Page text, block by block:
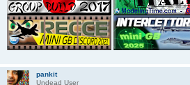
pankit
Undead User